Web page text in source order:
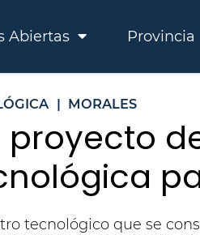
Abiertas Provincia
| MORALES
tecnológico que se